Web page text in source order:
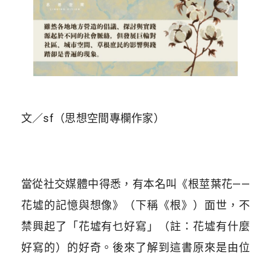
文／sf（思想空間專欄作家）
當從社交媒體中得悉，有本名叫《根莖葉花——
花墟的記憶與想像》（下稱《根》）面世，不
禁興起了「花墟有乜好寫」
（註：花墟有什麼
好寫的） 的好奇。後來了解到這書原來是由位